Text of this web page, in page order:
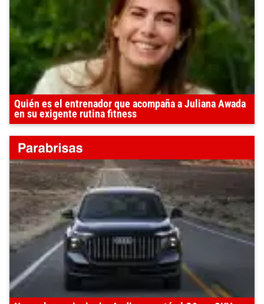
Quién es el entrenador que acompaña a Juliana Awada
en su exigente rutina fitness